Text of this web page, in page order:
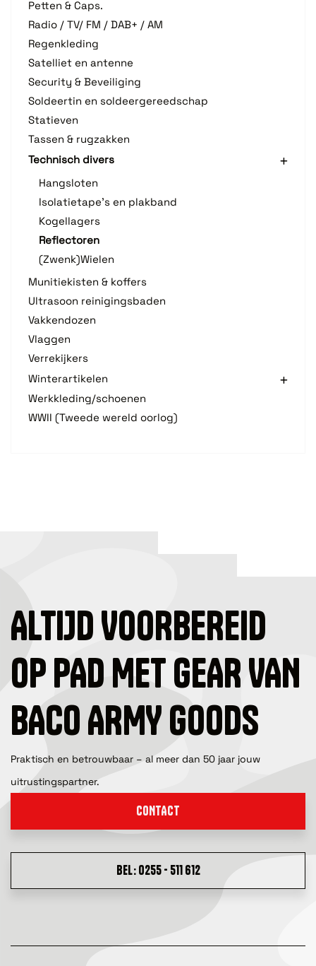
Petten & Caps.
Radio / TV/ FM / DAB+ / AM
Regenkleding
Satelliet en antenne
Security & Beveiliging
Soldeertin en soldeergereedschap
Statieven
Tassen & rugzakken
Technisch divers
Hangsloten
Isolatietape's en plakband
Kogellagers
Reflectoren
(Zwenk)Wielen
Munitiekisten & koffers
Ultrasoon reinigingsbaden
Vakkendozen
Vlaggen
Verrekijkers
Winterartikelen
Werkkleding/schoenen
WWII (Tweede wereld oorlog)
ALTIJD VOORBEREID
OP PAD MET GEAR VAN
BACO ARMY GOODS
Praktisch en betrouwbaar – al meer dan 50 jaar jouw
uitrustingspartner.
CONTACT
BEL: 0255 - 511 612